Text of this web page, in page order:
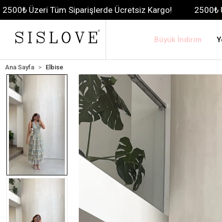
Tüm Siparişlerde Ücretsiz Kargo! 2500₺ Üzeri Tüm
Büyük İndirim
Ana Sayfa Elbise